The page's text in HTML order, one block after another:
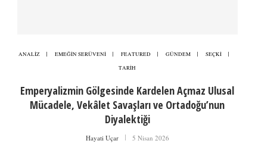
ANALİZ EMEĞİN SERÜVENİ FEATURED GÜNDEM
SEÇKİ
TARİH
Emperyalizmin Gölgesinde Kardelen Açmaz Ulusal
Mücadele, Vekâlet Savaşları ve Ortadoğu’nun
Diyalektiği
Hayati Uçar 5 Nisan 2026